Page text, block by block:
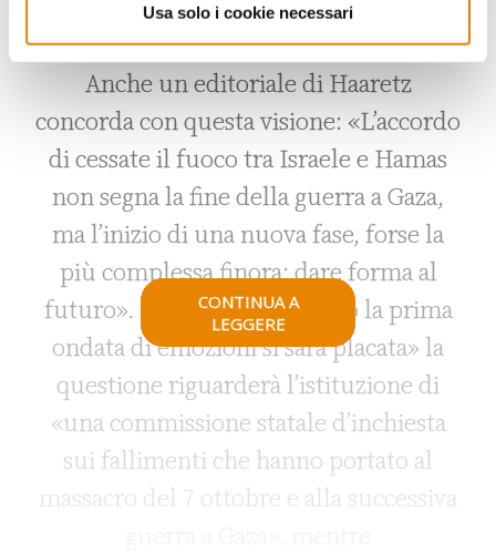
Usa solo i cookie necessari
negoziati».
Anche un editoriale di Haaretz
concorda con questa visione: «L’accordo
di cessate il fuoco tra Israele e Hamas
non segna la fine della guerra a Gaza,
ma l’inizio di una nuova fase, forse la
più complessa finora: dare forma al
futuro». Per Israele, «quando la prima
ondata di emozioni si sarà placata» la
questione riguarderà l’istituzione di
«una commissione statale d’inchiesta
sui fallimenti che hanno portato al
massacro del 7 ottobre e alla successiva
CONTINUA A
LEGGERE